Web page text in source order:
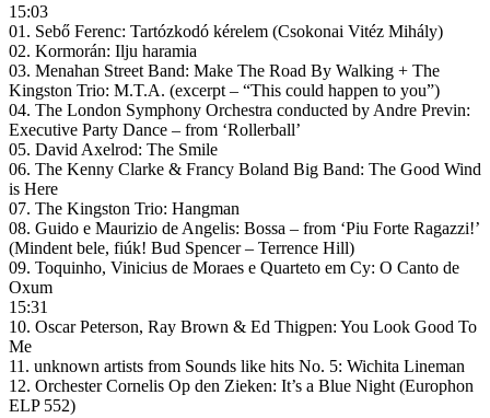
15:03
01. Sebő Ferenc: Tartózkodó kérelem (Csokonai Vitéz Mihály)
02. Kormorán: Ilju haramia
03. Menahan Street Band: Make The Road By Walking + The
Kingston Trio: M.T.A. (excerpt – “This could happen to you”)
04. The London Symphony Orchestra conducted by Andre Previn:
Executive Party Dance – from ‘Rollerball’
05. David Axelrod: The Smile
06. The Kenny Clarke & Francy Boland Big Band: The Good Wind
is Here
07. The Kingston Trio: Hangman
08. Guido e Maurizio de Angelis: Bossa – from ‘Piu Forte Ragazzi!’
(Mindent bele, fiúk! Bud Spencer – Terrence Hill)
09. Toquinho, Vinicius de Moraes e Quarteto em Cy: O Canto de
Oxum
15:31
10. Oscar Peterson, Ray Brown & Ed Thigpen: You Look Good To
Me
11. unknown artists from Sounds like hits No. 5: Wichita Lineman
12. Orchester Cornelis Op den Zieken: It’s a Blue Night (Europhon
ELP 552)